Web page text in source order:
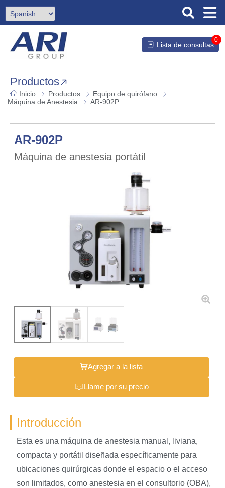
Lista de consultas
0
Productos
Inicio Productos
Equipo de quirófano
Máquina de Anestesia
AR-902P
AR-902P
Máquina de anestesia portátil
Agregar a la lista
Llame por su precio
Introducción
Esta es una máquina de anestesia manual, liviana,
compacta y portátil diseñada específicamente para
ubicaciones quirúrgicas donde el espacio o el acceso
son limitados, como anestesia en el consultorio (OBA),